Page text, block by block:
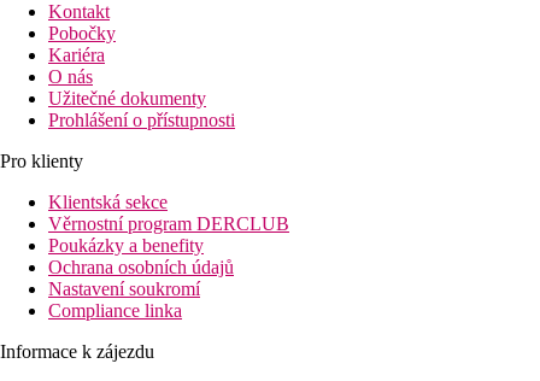
Kontakt
Pobočky
Kariéra
O nás
Užitečné dokumenty
Prohlášení o přístupnosti
Pro klienty
Klientská sekce
Věrnostní program DERCLUB
Poukázky a benefity
Ochrana osobních údajů
Nastavení soukromí
Compliance linka
Informace k zájezdu